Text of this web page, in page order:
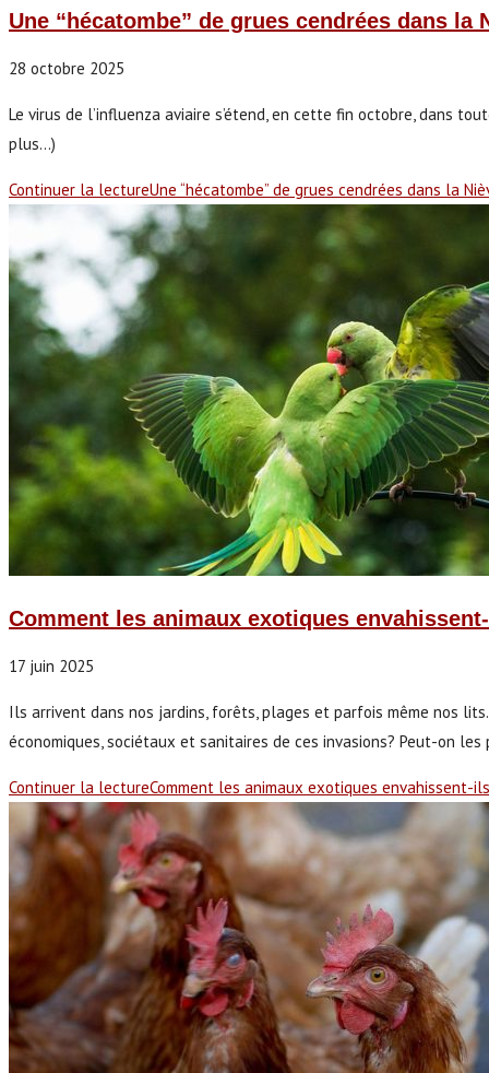
Une “hécatombe” de grues cendrées dans
28 octobre 2025
Le virus de l’influenza aviaire s’étend, en cette fin octobre, dans
plus...)
Continuer la lectureUne “hécatombe” de grues cendrées dans la
Comment les animaux exotiques
17 juin 2025
Ils arrivent dans nos jardins, forêts, plages et parfois même nos
économiques, sociétaux et sanitaires de ces invasions? Peut-on les
Continuer la lectureComment les animaux exotiques envahissent-